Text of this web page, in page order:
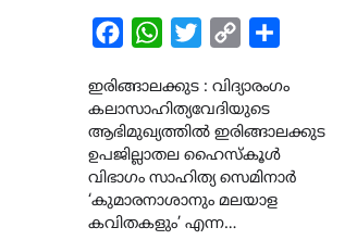
FacebookWhatsAppTwitterCopy
ഇരിങ്ങാലക്കുട : വിദ്യാരംഗം
കലാസാഹിത്യവേദിയുടെ
ആഭിമുഖ്യത്തിൽ ഇരിങ്ങാലക്കുട
ഉപജില്ലാതല ഹൈസ്കൂൾ
വിഭാഗം സാഹിത്യ സെമിനാർ
‘കുമാരനാശാനും മലയാള
കവിതകളും’ എന്ന…